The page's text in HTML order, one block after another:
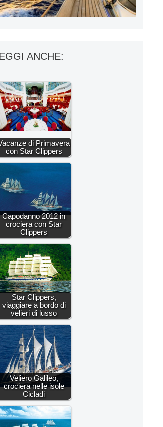
ANCHE:
di Primavera
con Star Clippers
Capodanno 2012 in
crociera con Star
Clippers
Star Clippers,
viaggiare a bordo di
velieri di lusso
Veliero Galileo,
crociera nelle isole
Cicladi